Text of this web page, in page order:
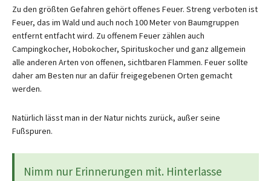
Zu den größten Gefahren gehört offenes Feuer. Streng verboten ist
Feuer, das im Wald und auch noch 100 Meter von Baumgruppen
entfernt entfacht wird. Zu offenem Feuer zählen auch
Campingkocher, Hobokocher, Spirituskocher und ganz allgemein
alle anderen Arten von offenen, sichtbaren Flammen. Feuer sollte
daher am Besten nur an dafür freigegebenen Orten gemacht
werden.
Natürlich lässt man in der Natur nichts zurück, außer seine
Fußspuren.
Nimm nur Erinnerungen mit. Hinterlasse